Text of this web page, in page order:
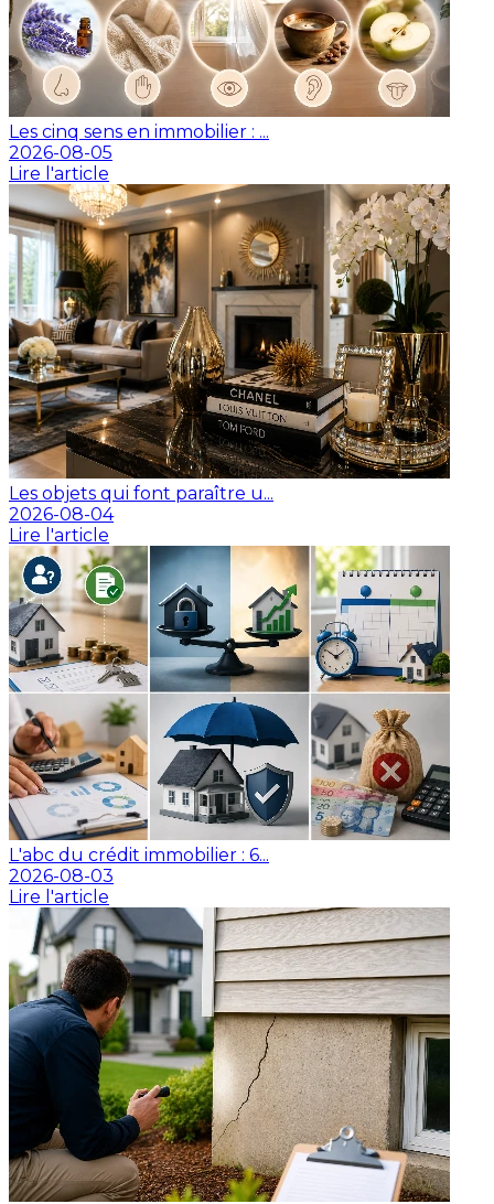
Les cinq sens en immobilier : ...
2026-08-05
Lire l'article
Les objets qui font paraître u...
2026-08-04
Lire l'article
L'abc du crédit immobilier : 6...
2026-08-03
Lire l'article